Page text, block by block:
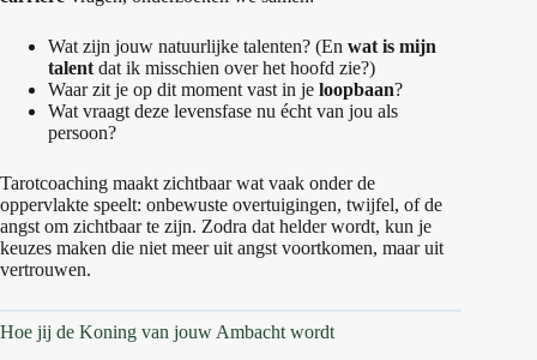
Wat zijn jouw natuurlijke talenten? (En wat is mijn
talent dat ik misschien over het hoofd zie?)
Waar zit je op dit moment vast in je loopbaan?
Wat vraagt deze levensfase nu écht van jou als
persoon?
Tarotcoaching maakt zichtbaar wat vaak onder de
oppervlakte speelt: onbewuste overtuigingen, twijfel, of de
angst om zichtbaar te zijn. Zodra dat helder wordt, kun je
keuzes maken die niet meer uit angst voortkomen, maar uit
vertrouwen.
Hoe jij de Koning van jouw Ambacht wordt